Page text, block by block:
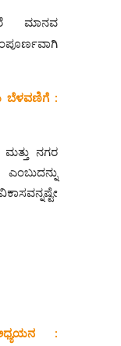
ಮಾನವ
ಬೆಳವಣಿಗೆ :
ಮತ್ತು ನಗರ
: